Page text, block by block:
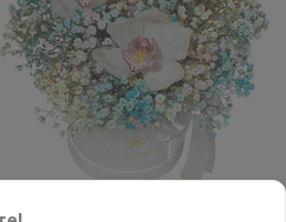
в коробке "Радужное